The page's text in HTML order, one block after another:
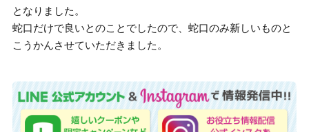
となりました。
蛇口だけで良いとのことでしたので、蛇口のみ新しいものと
こうかんさせていただきました。